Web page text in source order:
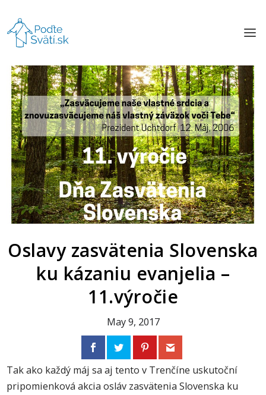
Oslavy zasvätenia Slovenska
ku kázaniu evanjelia –
11.výročie
May 9, 2017
Tak ako každý máj sa aj tento v Trenčíne uskutoční
pripomienková akcia osláv zasvätenia Slovenska ku